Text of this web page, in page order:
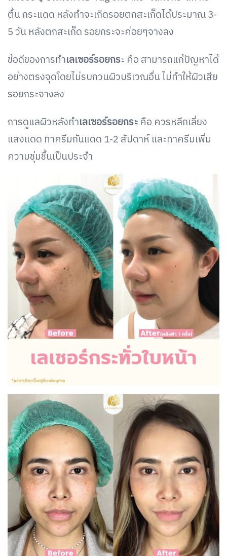
ตื้น กระแดด หลังทำจะเกิดรอยตกสะเก็ดได้ประมาณ 3-
5 วัน หลังตกสะเก็ด รอยกระจะค่อยๆจางลง
ข้อดีของการทำเลเซอร์รอยกระ คือ สามารถแก้ปัญหาได้
อย่างตรงจุดโดยไม่รบกวนผิวบริเวณอื่น ไม่ทำให้ผิวเสีย
รอยกระจางลง
การดูแลผิวหลังทำเลเซอร์รอยกระคือ ควรหลีกเลี่ยง
แสงแดด ทาครีมกันแดด 1-2 สัปดาห์ และทาครีมเพิ่ม
ความชุ่มชื้นเป็นประจำ